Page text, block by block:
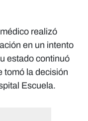
realizó
en un intento
estado continuó
tomó la decisión
Escuela.